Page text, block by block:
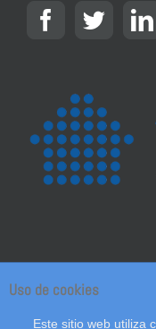
Uso de cookies
Este sitio web utiliza